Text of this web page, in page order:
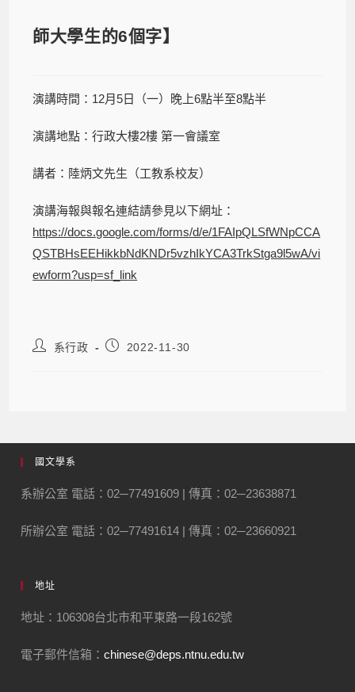
師大學生的6個字】
演講時間：12月5日（一）晚上6點半至8點半
演講地點：行政大樓2樓 第一會議室
講者：陸炳文先生（工教系校友）
演講海報與報名連結請參見以下網址：
https://docs.google.com/forms/d/e/1FAIpQLSfWNpCCA
QSTBHsEEHikkbNdKNDr5vzhIkYCA3TrkStga9l5wA/vi
ewform?usp=sf_link
系行政 2022-11-30
國文學系
系辦公室 電話：02─77491609 | 傳真：02─23638871
所辦公室 電話：02─77491614 | 傳真：02─23660921
地址
地址：106308台北市和平東路一段162號
電子郵件信箱：chinese@deps.ntnu.edu.tw